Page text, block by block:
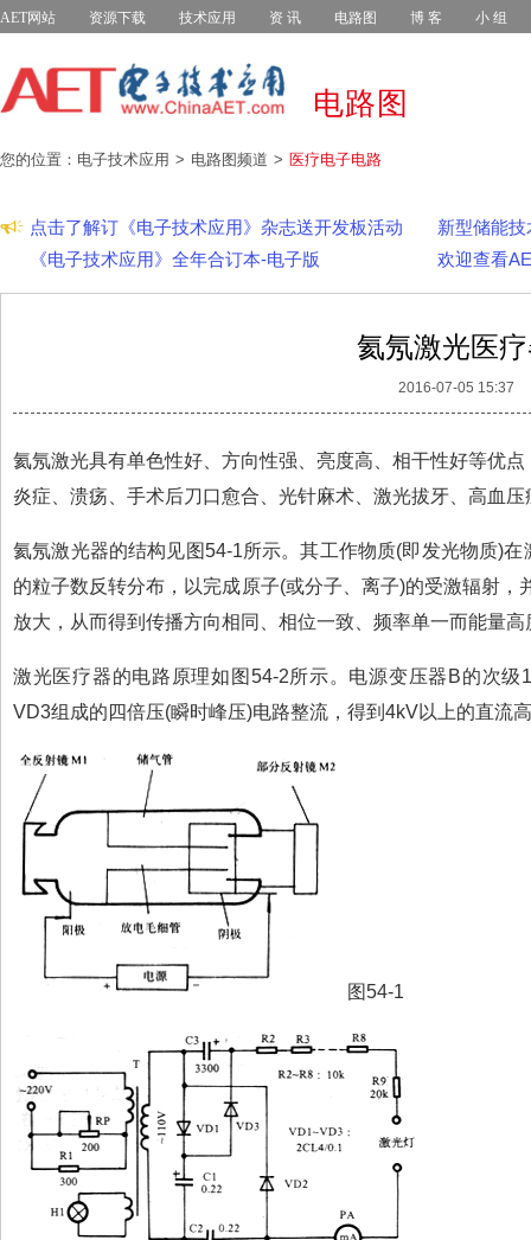
AET网站 资源下载 技术应用 资 讯 电路图 博 客 小 组
电路图
您的位置：电子技术应用 电路图频道 医疗电子电路
点击了解订《电子技术应用》杂志送开发板活动
新型储能技
《电子技术应用》全年合订本-电子版
欢迎查看
氦氖激光医
2016-07-05 15:37
氦氖激光具有单色性好、方向性强、亮度高、相干性好等优
炎症、溃疡、手术后刀口愈合、光针麻术、激光拔牙、高血压
氦氖激光器的结构见图54-1所示。其工作物质(即发光物质)
的粒子数反转分布，以完成原子(或分子、离子)的受激辐射
放大，从而得到传播方向相同、相位一致、频率单一而能量
激光医疗器的电路原理如图54-2所示。电源变压器B的次
VD3组成的四倍压(瞬时峰压)电路整流，得到4kV以上的直流
图54-1